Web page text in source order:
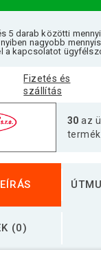
5 darab közötti
nagyobb
a kapcsolatot
Fizetés és
szállítás
30 az
(0)